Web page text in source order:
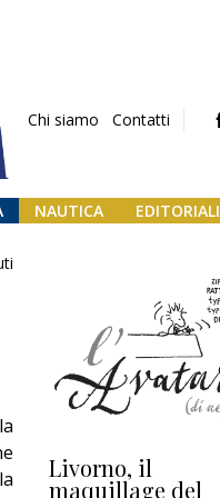
Chi siamo Contatti
NAUTICA EDITORIALI
Livorno, il
maquillage del